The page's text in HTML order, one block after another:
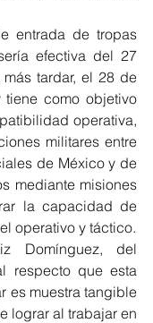
entrada de tropas
efectiva del 27
tardar, el 28 de
como objetivo
operativa,
militares entre
de México y de
mediante misiones
la capacidad de
operativo y táctico.
Domínguez, del
respecto que esta
es muestra tangible
lograr al trabajar en